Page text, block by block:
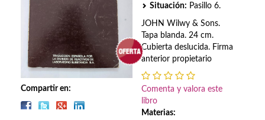
Ciencia ficción
Cine
Cocina
Cómic
Compartir en:
Situación: Pasillo 6.
JOHN Wilwy & Sons.
Tapa blanda. 24 cm.
Cubierta deslucida. Firma
anterior propietario
Comenta y valora este
libro
Materias: